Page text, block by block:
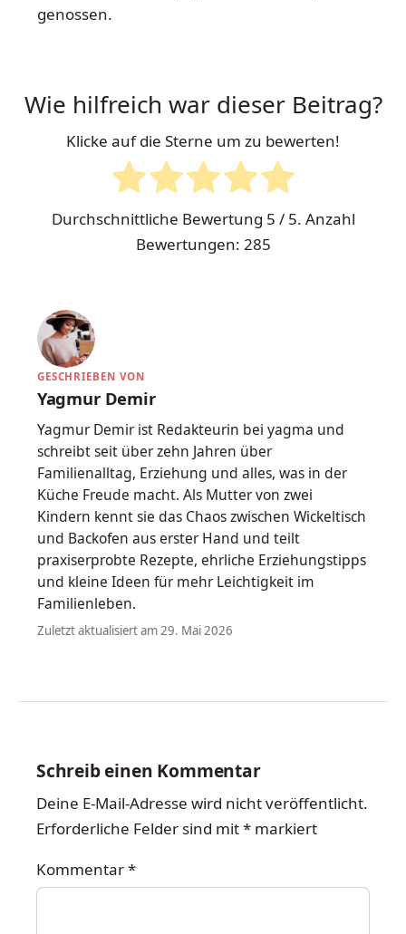
genossen.
Wie hilfreich war dieser Beitrag?
Klicke auf die Sterne um zu bewerten!
Durchschnittliche Bewertung 5 / 5. Anzahl
Bewertungen: 285
GESCHRIEBEN VON
Yagmur Demir
Yagmur Demir ist Redakteurin bei yagma und
schreibt seit über zehn Jahren über
Familienalltag, Erziehung und alles, was in der
Küche Freude macht. Als Mutter von zwei
Kindern kennt sie das Chaos zwischen Wickeltisch
und Backofen aus erster Hand und teilt
praxiserprobte Rezepte, ehrliche Erziehungstipps
und kleine Ideen für mehr Leichtigkeit im
Familienleben.
Zuletzt aktualisiert am 29. Mai 2026
Schreib einen Kommentar
Deine E-Mail-Adresse wird nicht veröffentlicht.
Erforderliche Felder sind mit* markiert
Kommentar*